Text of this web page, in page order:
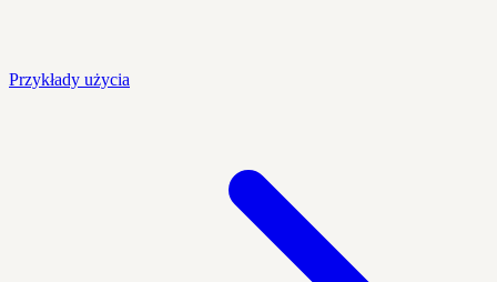
Przykłady użycia